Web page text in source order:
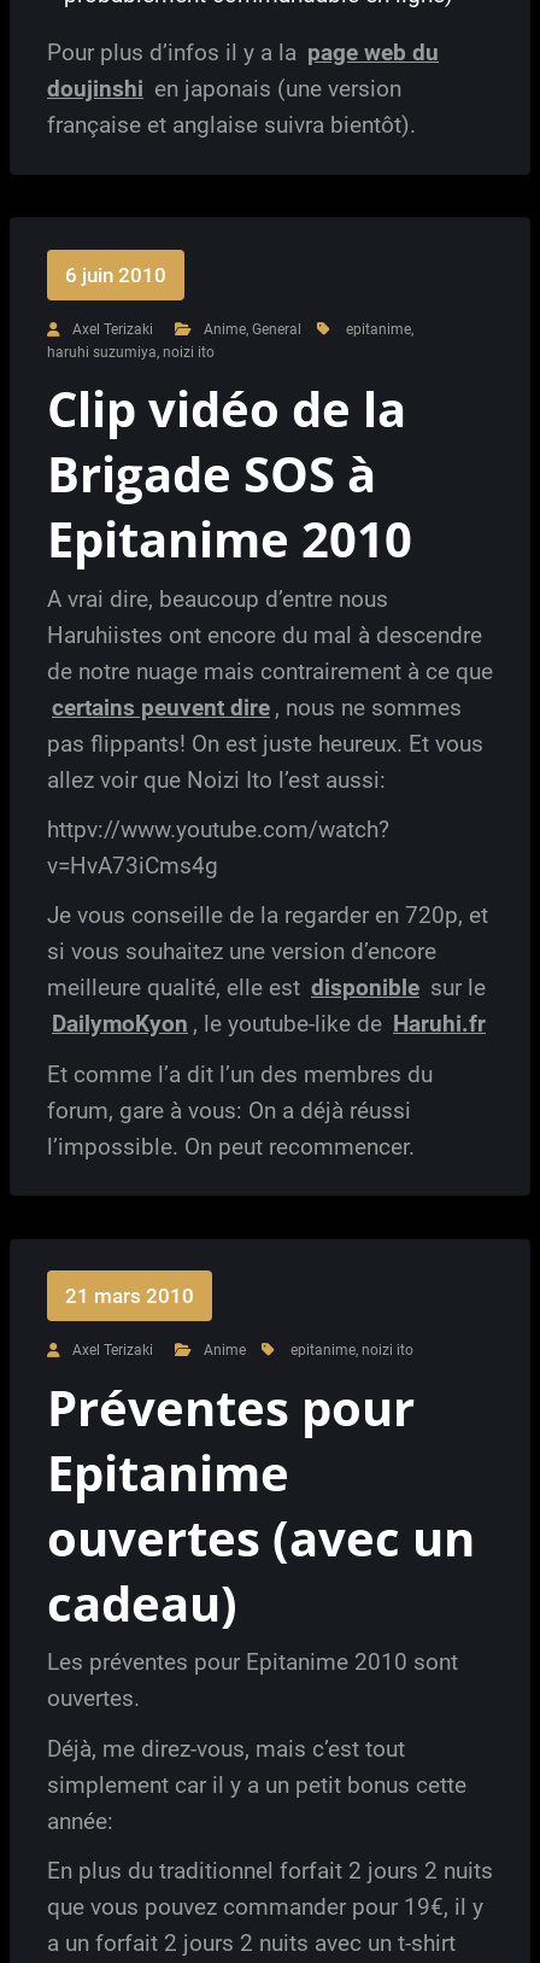
Pour plus d’infos il y a la page web du
doujinshi en japonais (une version
française et anglaise suivra bientôt).
6 juin 2010
Axel Terizaki Anime, General epitanime,
haruhi suzumiya, noizi ito
Clip vidéo de la
Brigade SOS à
Epitanime 2010
A vrai dire, beaucoup d’entre nous
Haruhiistes ont encore du mal à descendre
de notre nuage mais contrairement à ce que
certains peuvent dire , nous ne sommes
pas flippants! On est juste heureux. Et vous
allez voir que Noizi Ito l’est aussi:
httpv://www.youtube.com/watch?
v=HvA73iCms4g
Je vous conseille de la regarder en 720p, et
si vous souhaitez une version d’encore
meilleure qualité, elle est disponible sur le
DailymoKyon , le youtube-like de Haruhi.fr
Et comme l’a dit l’un des membres du
forum, gare à vous: On a déjà réussi
l’impossible. On peut recommencer.
21 mars 2010
Axel Terizaki Anime epitanime, noizi ito
Préventes pour
Epitanime
ouvertes (avec un
cadeau)
Les préventes pour Epitanime 2010 sont
ouvertes.
Déjà, me direz-vous, mais c’est tout
simplement car il y a un petit bonus cette
année:
En plus du traditionnel forfait 2 jours 2 nuits
que vous pouvez commander pour 19€, il y
a un forfait 2 jours 2 nuits avec un t-shirt